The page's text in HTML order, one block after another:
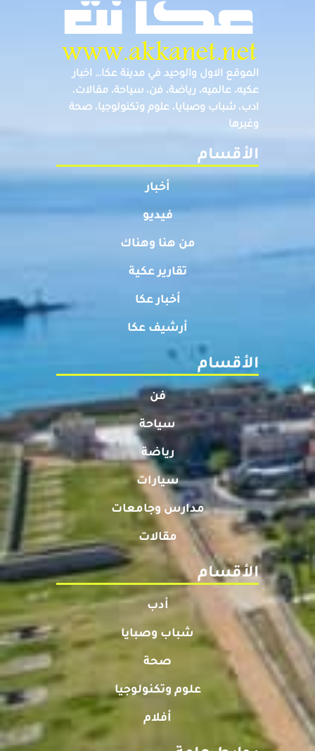
الموقع الاول والوحيد في مدينة عكا… اخبار
عكيه، عالميه، رياضة، فن، سياحة، مقالات،
ادب، شباب وصبايا، علوم وتكنولوجيا، صحة
وغيرها
الأقسام
أخبار
فيديو
من هنا وهناك
تقارير عكية
أخبار عكا
أرشيف عكا
الأقسام
فن
سياحة
رياضة
سيارات
مدارس وجامعات
مقالات
الأقسام
أدب
شباب وصبايا
صحة
علوم وتكنولوجيا
أفلام